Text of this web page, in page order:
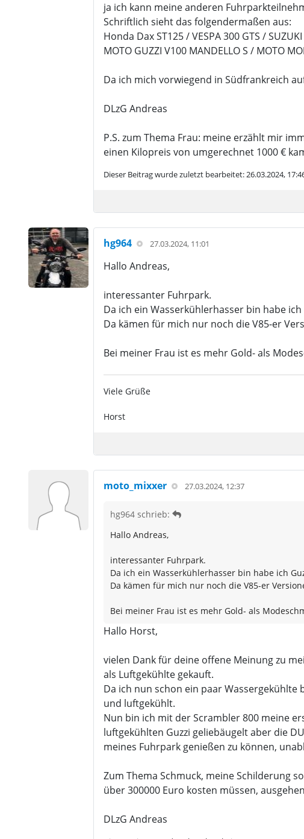
ja ich kann meine anderen
Schriftlich sieht das folgendermaßen aus:
Honda Dax ST125 / VESPA 300 GTS /
MOTO GUZZI V100 MANDELLO S / MOTO
Da ich mich vorwiegend in Südfrankreich
DLzG Andreas
P.S. zum Thema Frau: meine erzählt mir
einen Kilopreis von umgerechnet 1000 €
Dieser Beitrag wurde zuletzt bearbeitet: 26.03.2024,
hg964 27.03.2024, 11:01
Hallo Andreas,
interessanter Fuhrpark.
Da ich ein Wasserkühlerhasser bin habe
Da kämen für mich nur noch die V85-er
Bei meiner Frau ist es mehr Gold- als
Viele Grüße
Horst
moto_mixxer 27.03.2024, 12:37
hg964 schrieb:
Hallo Andreas,
interessanter Fuhrpark.
Da ich ein Wasserkühlerhasser bin habe ich
Da kämen für mich nur noch die V85-er
Bei meiner Frau ist es mehr Gold- als
Hallo Horst,
vielen Dank für deine offene Meinung zu
als Luftgekühlte gekauft.
Da ich nun schon ein paar Wassergekühlte
und luftgekühlt.
Nun bin ich mit der Scrambler 800 meine
luftgekühlten Guzzi geliebäugelt aber die
meines Fuhrpark genießen zu können,
Zum Thema Schmuck, meine Schilderung
über 300000 Euro kosten müssen,
DLzG Andreas